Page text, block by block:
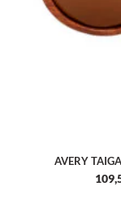
AVERY